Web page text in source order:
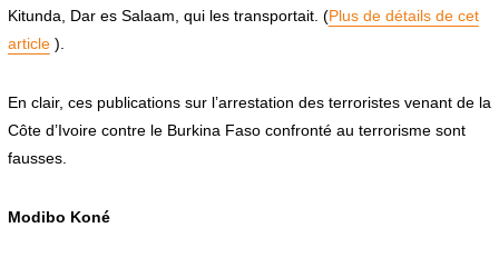
Kitunda, Dar es Salaam, qui les transportait. (Plus de détails de cet
article).
En clair, ces publications sur l’arrestation des terroristes venant de la
Côte d’Ivoire contre le Burkina Faso confronté au terrorisme sont
fausses.
Modibo Koné